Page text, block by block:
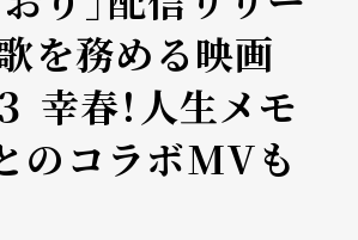
を務める映画
幸春！人生メモ
のコラボMVも